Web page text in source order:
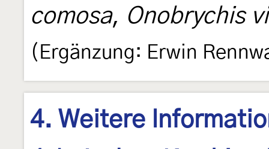
comosa, Onobrychis
(Ergänzung: Erwin
4. Weitere